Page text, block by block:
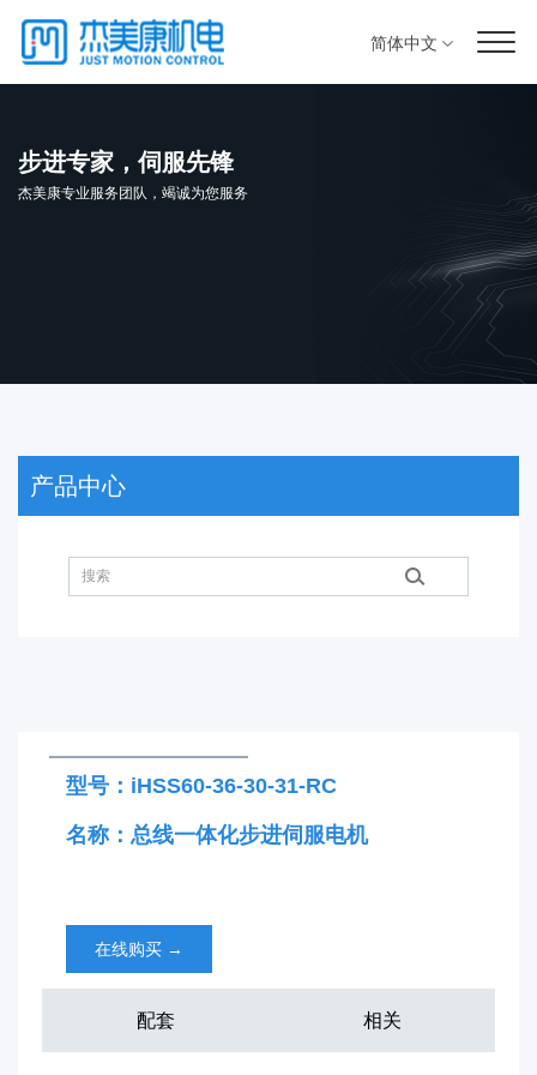
简体中文
步进专家，伺服先锋
杰美康专业服务团队，竭诚为您服务
产品中心
型号：iHSS60-36-30-31-RC
名称：总线一体化步进伺服电机
在线购买 →
配套 相关